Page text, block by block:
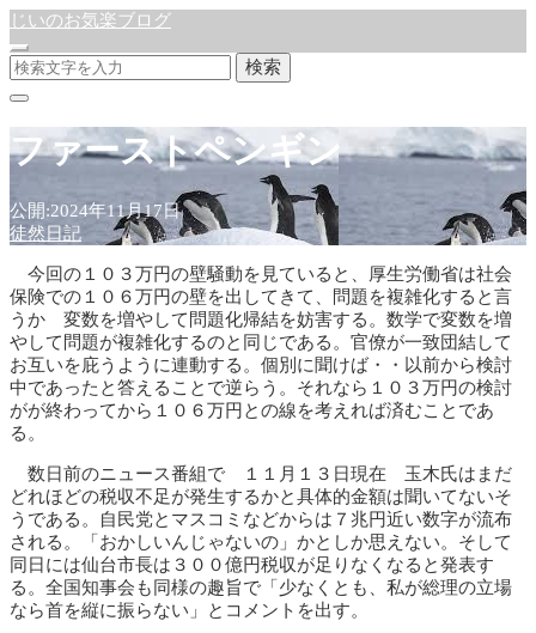
じいのお気楽ブログ
検索
ファーストペンギン
公開:2024年11月17日
徒然日記
今回の１０３万円の壁騒動を見ていると、厚生労働省は社会
保険での１０６万円の壁を出してきて、問題を複雑化すると言
うか 変数を増やして問題化帰結を妨害する。数学で変数を増
やして問題が複雑化するのと同じである。官僚が一致団結して
お互いを庇うように連動する。個別に聞けば・・以前から検討
中であったと答えることで逆らう。それなら１０３万円の検討
がが終わってから１０６万円との線を考えれば済むことであ
る。
数日前のニュース番組で １１月１３日現在 玉木氏はまだ
どれほどの税収不足が発生するかと具体的金額は聞いてないそ
うである。自民党とマスコミなどからは７兆円近い数字が流布
される。「おかしいんじゃないの」かとしか思えない。そして
同日には仙台市長は３００億円税収が足りなくなると発表す
る。全国知事会も同様の趣旨で「少なくとも、私が総理の立場
なら首を縦に振らない」とコメントを出す。